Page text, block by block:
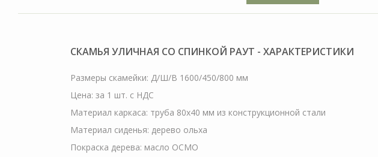
СКАМЬЯ УЛИЧНАЯ СО СПИНКОЙ РАУТ - ХАРАКТЕРИСТИКИ
Размеры скамейки: Д/Ш/В 1600/450/800 мм
Цена: за 1 шт. с НДС
Материал каркаса: труба 80х40 мм из конструкционной стали
Материал сиденья: дерево ольха
Покраска дерева: масло ОСМО